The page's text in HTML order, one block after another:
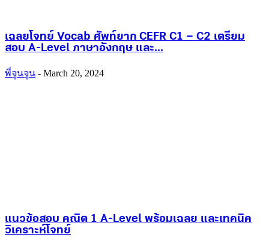
เฉลยโจทย์ Vocab ศัพท์ยาก CEFR C1 – C2 เตรียม
สอบ A-Level ภาษาอังกฤษ และ...
พี่จูนจูน - March 20, 2024
แนวข้อสอบ คณิต 1 A-Level พร้อมเฉลย และเทคนิค
วิเคราะห์โจทย์